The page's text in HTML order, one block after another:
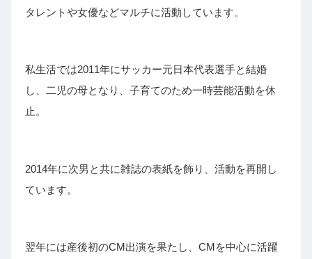
タレントや女優などマルチに活動しています。
私生活では2011年にサッカー元日本代表選手と結婚
し、二児の母となり、子育てのため一時芸能活動を休
止。
2014年に次男と共に雑誌の表紙を飾り、活動を再開し
ています。
翌年には産後初のCM出演を果たし、CMを中心に活躍